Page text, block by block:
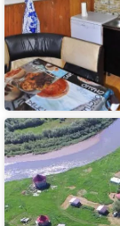
Дом
отдыха
Любоград